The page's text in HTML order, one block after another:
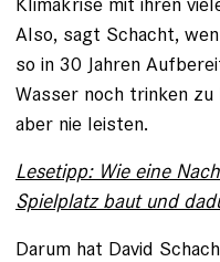
Also, sagt Schacht,
so in 30 Jahren
Wasser noch trinken
aber nie leisten.
Lesetipp: Wie eine
Spielplatz baut und
Darum hat David